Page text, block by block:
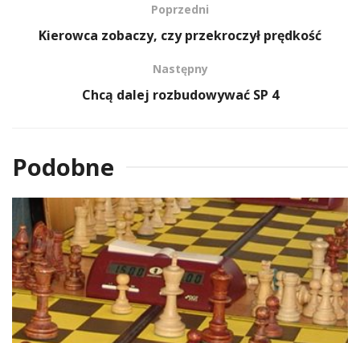
Poprzedni
Kierowca zobaczy, czy przekroczył prędkość
Następny
Chcą dalej rozbudowywać SP 4
Podobne